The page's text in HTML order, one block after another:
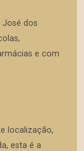
José dos
e com
localização,
esta é a